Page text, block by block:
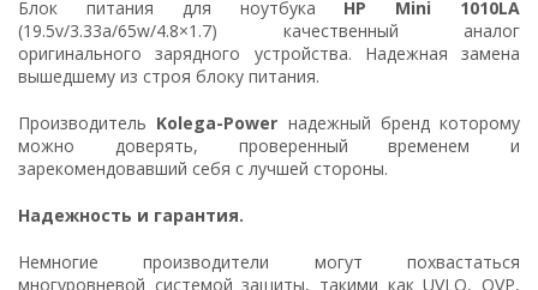
Блок питания для ноутбука HP Mini 1010LA
(19.5v/3.33a/65w/4.8×1.7) качественный аналог
оригинального зарядного устройства. Надежная замена
вышедшему из строя блоку питания.
Производитель Kolega-Power надежный бренд которому
можно доверять, проверенный временем и
зарекомендовавший себя с лучшей стороны.
Надежность и гарантия.
Немногие производители могут похвастаться
многуровневой системой защиты, такими как UVLO, OVP,